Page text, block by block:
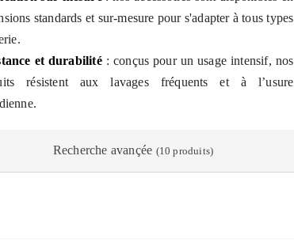
standards et sur-mesure pour s'adapter à tous types
et durabilité: conçus pour un usage intensif, nos
résistent aux lavages fréquents et à l’usure
Recherche avançée (10 produits)